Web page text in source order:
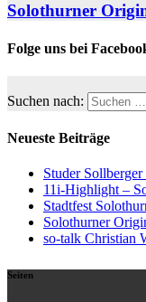
Solothurner
Folge uns bei
Suchen nach:
Neueste Beiträge
Studer
11i-Highlight –
Stadtfest
Solothurner
so-talk Christian
Seiten